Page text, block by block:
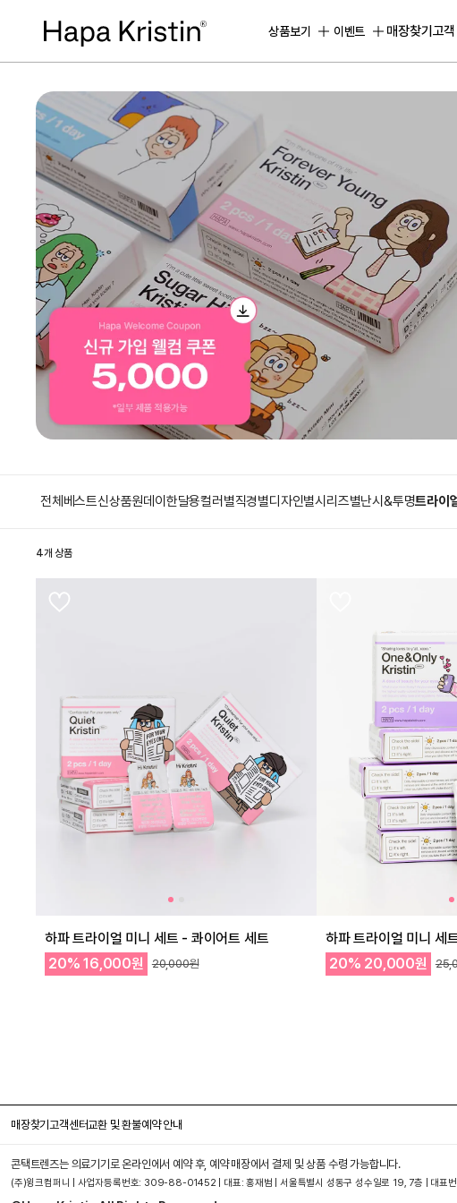
스
상품보기 이벤트 매장찾기 고
전체 베스트신상품원데이 한달용컬러별직경별디자인별시리즈별난시&투명트라이
4개 상품
하파 트라이얼 미니 세트 - 콰이어트 세트
20%16,000원 20,000원
하파 트라이얼 미니 세
20% 20,000원
매장찾기고객센터교환 및 환불예약 안내
콘택트렌즈는 의료기기로 온라인에서 예약 후, 예약 매장에서 결제 및 상품 수령 가능합니다.
(주)윙크컴퍼니 | 사업자등록번호: 309-88-01452 | 대표: 홍재범 | 서울특별시 성동구 성수일로 19, 7층 | 대